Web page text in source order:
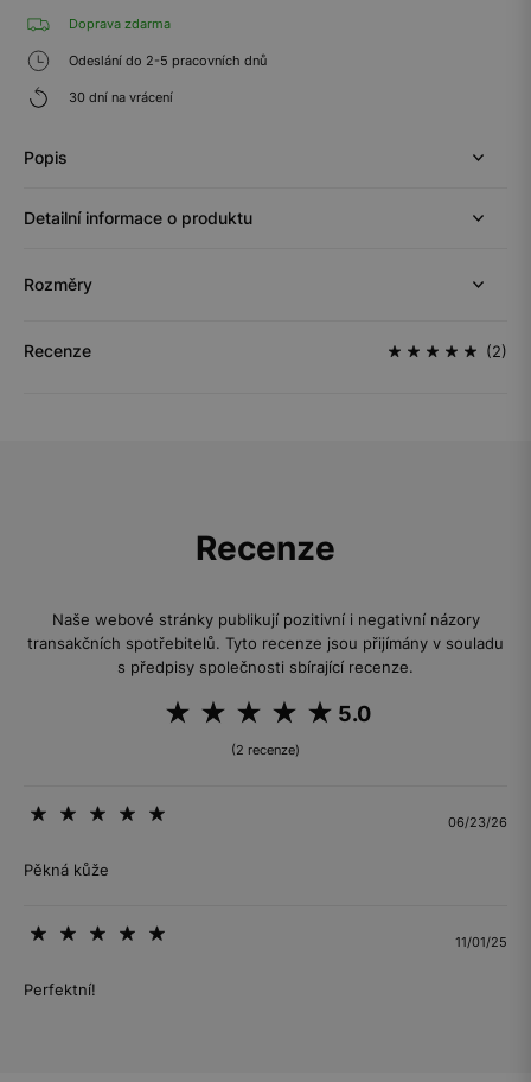
Doprava zdarma
Odeslání do 2-5 pracovních dnů
30 dní na vrácení
Popis
Detailní informace o produktu
Rozměry
Recenze (2)
Recenze
Naše webové stránky publikují pozitivní i negativní názory
transakčních spotřebitelů. Tyto recenze jsou přijímány v souladu
s předpisy společnosti sbírající recenze.
5.0
(2 recenze)
06/23/26
Pěkná kůže
11/01/25
Perfektní!